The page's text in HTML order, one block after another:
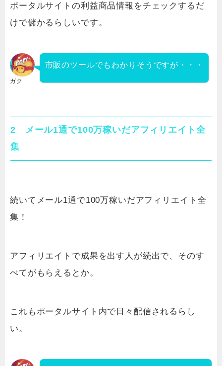
ポータルサイトの利益商品情報をチェックするだ
けで儲かるらしいです。
ガク
市販のツールでもわかりそうですが・・・
2 メール1通で100万稼いだアフィリエイト全
集
続いてメール1通で100万稼いだアフィリエイト全
集！
アフィリエイトで成果を出す人が続出で、そのす
べてがもらえるとか。
これもポータルサイト内で日々配信されるらし
い。